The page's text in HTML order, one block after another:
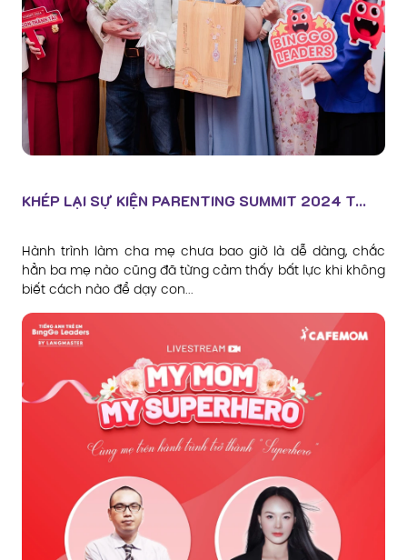
KHÉP LẠI SỰ KIỆN PARENTING SUMMIT 2024 T...
Hành trình làm cha mẹ chưa bao giờ là dễ dàng, chắc
hẳn ba mẹ nào cũng đã từng cảm thấy bất lực khi không
biết cách nào để dạy con...